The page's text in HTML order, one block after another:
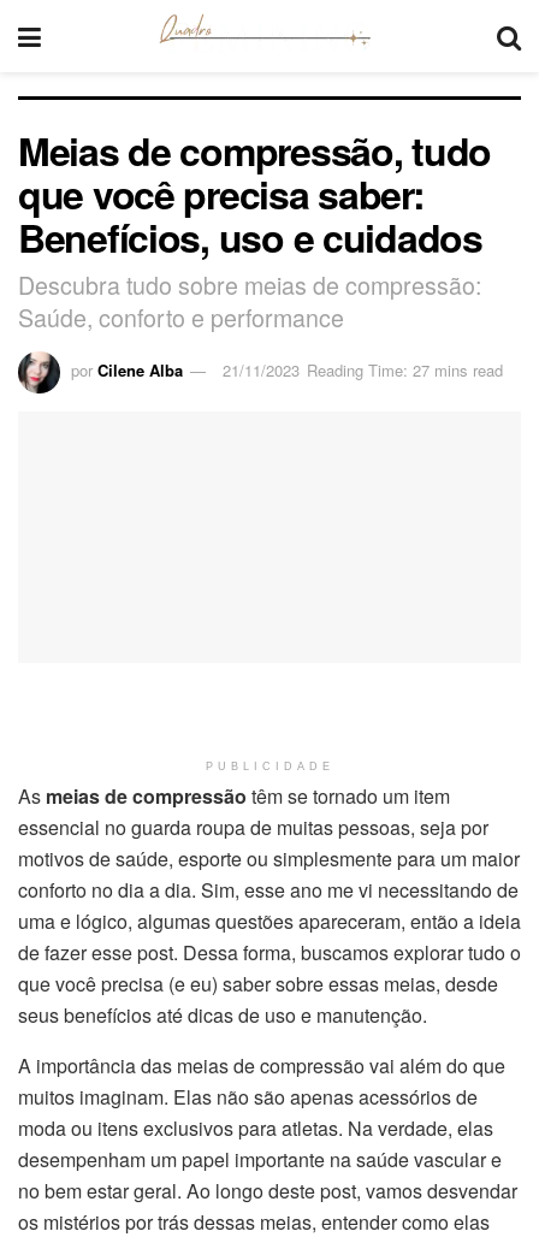
Meias de compressão, tudo
que você precisa saber:
Benefícios, uso e cuidados
Descubra tudo sobre meias de compressão:
Saúde, conforto e performance
por Cilene Alba 21/11/2023 Reading Time: 27 mins read
PUBLICIDADE
As meias de compressão têm se tornado um item
essencial no guarda roupa de muitas pessoas, seja por
motivos de saúde, esporte ou simplesmente para um maior
conforto no dia a dia. Sim, esse ano me vi necessitando de
uma e lógico, algumas questões apareceram, então a ideia
de fazer esse post. Dessa forma, buscamos explorar tudo o
que você precisa (e eu) saber sobre essas meias, desde
seus benefícios até dicas de uso e manutenção.
A importância das meias de compressão vai além do que
muitos imaginam. Elas não são apenas acessórios de
moda ou itens exclusivos para atletas. Na verdade, elas
desempenham um papel importante na saúde vascular e
no bem estar geral. Ao longo deste post, vamos desvendar
os mistérios por trás dessas meias, entender como elas